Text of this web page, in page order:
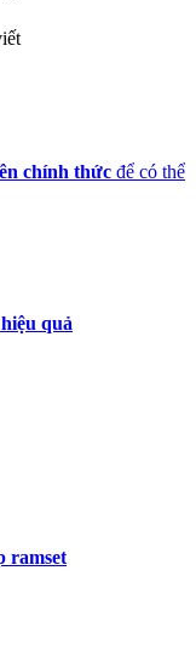
chính thức để có thể
quả
ramset